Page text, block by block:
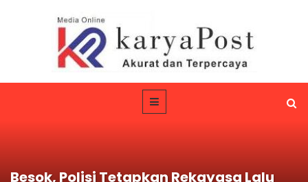
Besok, Polisi Tetapkan Rekayasa Lalu